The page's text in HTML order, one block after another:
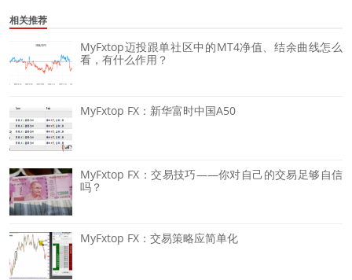
相关推荐
MyFxtop迈投跟单社区中的MT4净值、结余曲线怎么
看，有什么作用？
MyFxtop FX：新华富时中国A50
MyFxtop FX：交易技巧——你对自己的交易足够自信
吗？
MyFxtop FX：交易策略应简单化